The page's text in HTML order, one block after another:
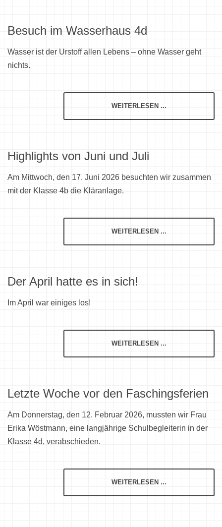
Besuch im Wasserhaus 4d
Wasser ist der Urstoff allen Lebens – ohne Wasser geht
nichts.
WEITERLESEN ...
Highlights von Juni und Juli
Am Mittwoch, den 17. Juni 2026 besuchten wir zusammen
mit der Klasse 4b die Kläranlage.
WEITERLESEN ...
Der April hatte es in sich!
Im April war einiges los!
WEITERLESEN ...
Letzte Woche vor den Faschingsferien
Am Donnerstag, den 12. Februar 2026, mussten wir Frau
Erika Wöstmann, eine langjährige Schulbegleiterin in der
Klasse 4d, verabschieden.
WEITERLESEN ...